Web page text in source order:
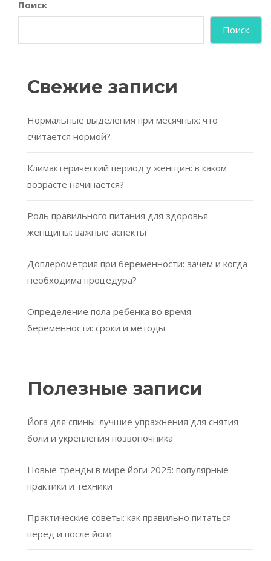
Поиск
Поиск
Свежие записи
Нормальные выделения при месячных: что
считается нормой?
Климактерический период у женщин: в каком
возрасте начинается?
Роль правильного питания для здоровья
женщины: важные аспекты
Доплерометрия при беременности: зачем и когда
необходима процедура?
Определение пола ребенка во время
беременности: сроки и методы
Полезные записи
Йога для спины: лучшие упражнения для снятия
боли и укрепления позвоночника
Новые тренды в мире йоги 2025: популярные
практики и техники
Практические советы: как правильно питаться
перед и после йоги